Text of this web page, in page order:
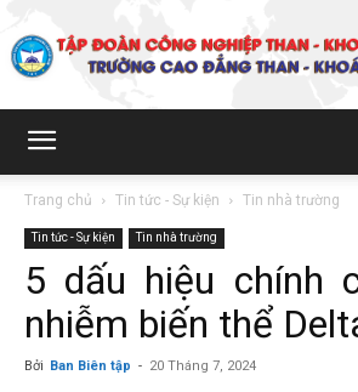
Trường
Trang chủ Tin tức - Sự kiện Tin nhà trường
Tin tức - Sự kiện Tin nhà trường
5 dấu hiệu chính
nhiễm biến thể
Bởi Ban Biên tập - 20 Tháng 7, 2024